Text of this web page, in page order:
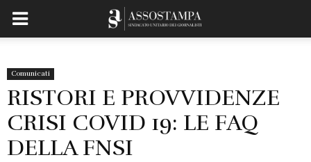
Comunicati
RISTORI E PROVVIDENZE
CRISI COVID 19: LE FAQ
DELLA FNSI